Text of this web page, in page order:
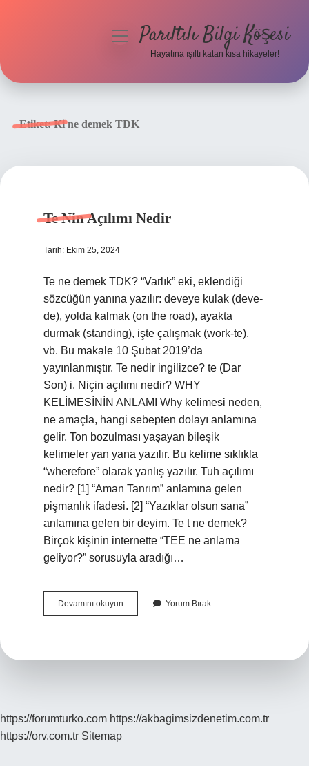
menüyüParıltılı Bilgi Köşesi
Hayatına ışıltı katan kısa hikayeler!
Etiket:Ki ne demek TDK
Te Nin Açılımı Nedir
Tarih: Ekim 25, 2024
Te ne demek TDK? “Varlık” eki, eklendiği
sözcüğün yanına yazılır: deveye kulak (deve-
de), yolda kalmak (on the road), ayakta
durmak (standing), işte çalışmak (work-te),
vb. Bu makale 10 Şubat 2019’da
yayınlanmıştır. Te nedir ingilizce? te (Dar
Son) i. Niçin açılımı nedir? WHY
KELİMESİNİN ANLAMI Why kelimesi neden,
ne amaçla, hangi sebepten dolayı anlamına
gelir. Ton bozulması yaşayan bileşik
kelimeler yan yana yazılır. Bu kelime sıklıkla
“wherefore” olarak yanlış yazılır. Tuh açılımı
nedir? [1] “Aman Tanrım” anlamına gelen
pişmanlık ifadesi. [2] “Yazıklar olsun sana”
anlamına gelen bir deyim. Te t ne demek?
Birçok kişinin internette “TEE ne anlama
geliyor?” sorusuyla aradığı…
Devamını okuyun
Nin
Yorum Bırak
https://forumturko.com https://akbagimsizdenetim.com.tr
https://orv.com.tr Sitemap